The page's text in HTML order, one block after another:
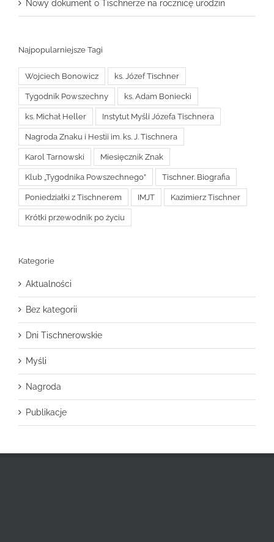
Nowy dokument o Tischnerze na rocznicę urodzin
Najpopularniejsze Tagi
Wojciech Bonowicz ks. Józef Tischner
Tygodnik Powszechny ks. Adam Boniecki
ks. Michał Heller Instytut Myśli Józefa Tischnera
Nagroda Znaku i Hestii im. ks. J. Tischnera
Karol Tarnowski Miesięcznik Znak
Klub „Tygodnika Powszechnego” Tischner. Biografia
Poniedziałki z Tischnerem IMJT Kazimierz Tischner
Krótki przewodnik po życiu
Kategorie
Aktualności
Bez kategorii
Dni Tischnerowskie
Myśli
Nagroda
Publikacje